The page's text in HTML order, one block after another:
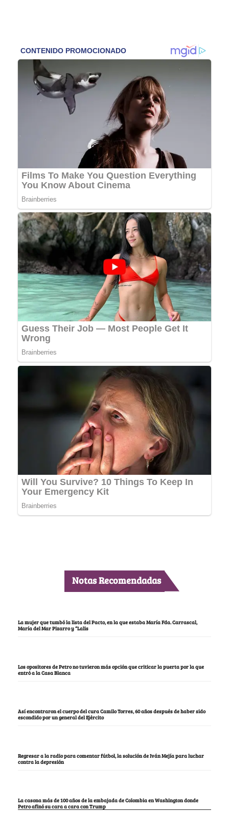
Notas Recomendadas
La mujer que tumbó la lista del Pacto, en la que estaba María Fda. Carrascal,
María del Mar Pizarro y “Lalis
Los opositores de Petro no tuvieron más opción que criticar la puerta por la que
entró a la Casa Blanca
Así encontraron el cuerpo del cura Camilo Torres, 60 años después de haber sido
escondido por un general del Ejército
Regresar a la radio para comentar fútbol, la solución de Iván Mejía para luchar
contra la depresión
La casona más de 100 años de la embajada de Colombia en Washington donde
Petro afinó su cara a cara con Trump